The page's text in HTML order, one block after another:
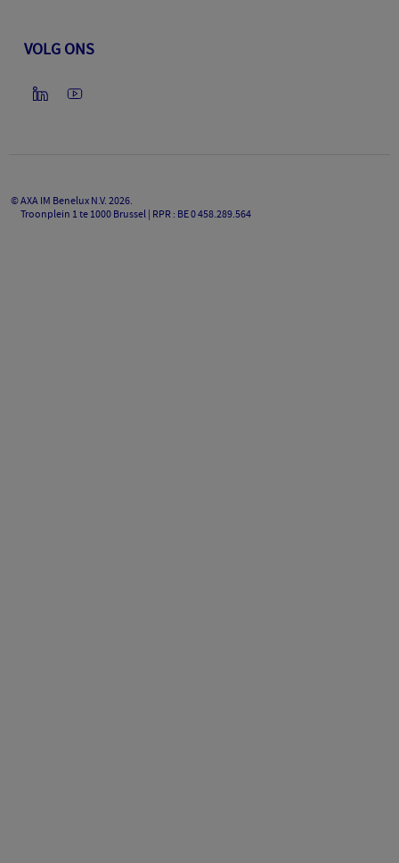
VOLG ONS
©AXA IM Benelux N.V.2026.
Troonplein 1 te 1000 Brussel | RPR : BE 0 458.289.564